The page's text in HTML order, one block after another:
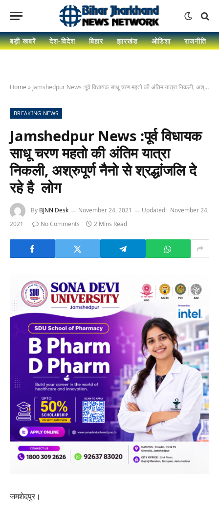
बड़ी खबरें देश-विदेश बिहार झारखंड ओडिशा राजनीति
Home » Jamshedpur News :पूर्व विधायक साधू चरण महतो की अंतिम यात्रा निकली, अश्रुपूर्ण नैनो से श्रद्धांजलि दे रहे है लोग
BREAKING NEWS
Jamshedpur News :पूर्व विधायक
साधू चरण महतो की अंतिम यात्रा
निकली, अश्रुपूर्ण नैनो से श्रद्धांजलि दे
रहे है लोग
By BJNN Desk November 24, 2021 Updated: November 24,
2021
No Comments 2 Mins Read
जमशेदपुर।